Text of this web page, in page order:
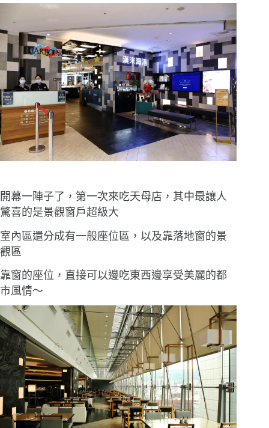
開幕一陣子了，第一次來吃天母店，其中最讓人
驚喜的是景觀窗戶超級大
室內區還分成有一般座位區，以及靠落地窗的景
觀區
靠窗的座位，直接可以邊吃東西邊享受美麗的都
市風情〜